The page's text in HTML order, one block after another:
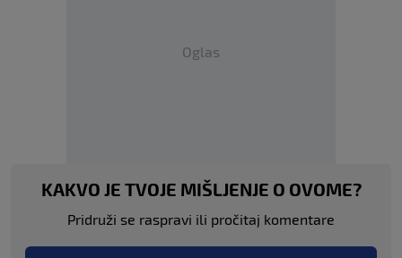
Oglas
KAKVO JE TVOJE MIŠLJENJE O OVOME?
Pridruži se raspravi ili pročitaj komentare